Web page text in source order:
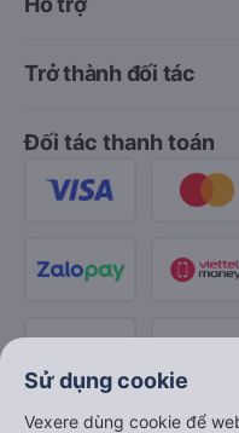
Trở thành đối tác
Đối tác thanh toán
Sử dụng cookie
Vexere dùng cookie để